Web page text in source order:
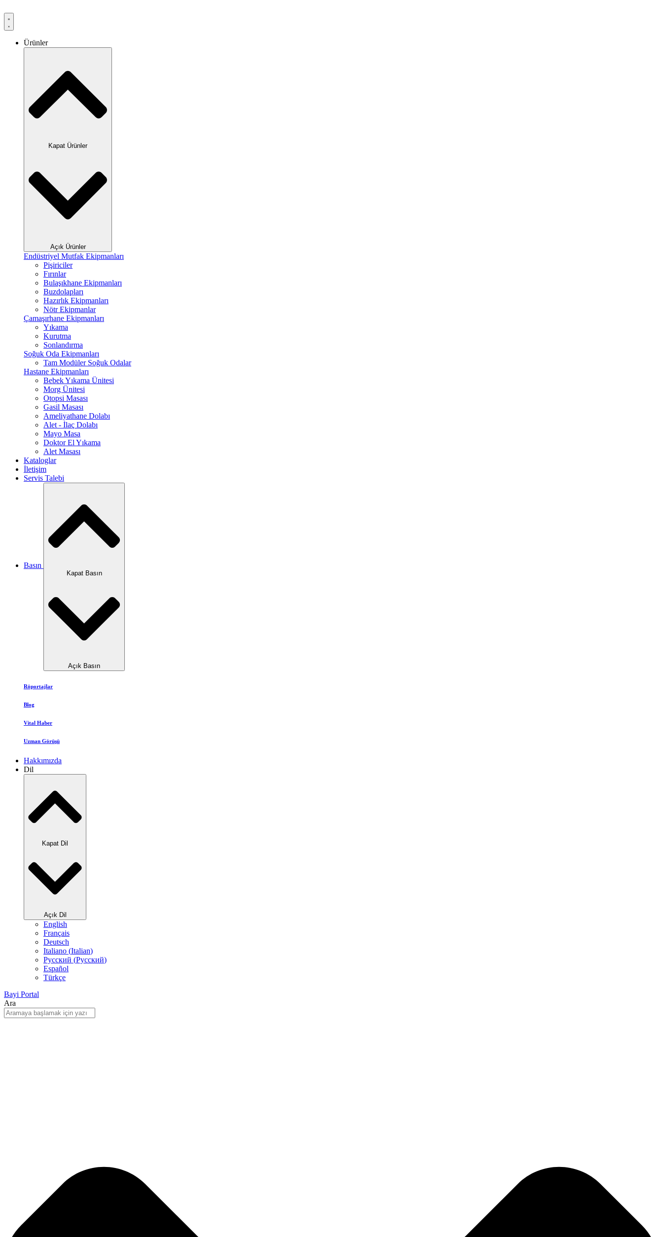
Ürünler
Kapat Ürünler
Açık Ürünler
Endüstriyel Mutfak Ekipmanları
Pişiriciler
Fırınlar
Bulaşıkhane Ekipmanları
Buzdolapları
Hazırlık Ekipmanları
Nötr Ekipmanlar
Çamaşırhane Ekipmanları
Yıkama
Kurutma
Sonlandırma
Soğuk Oda Ekipmanları
Tam Modüler Soğuk Odalar
Hastane Ekipmanları
Bebek Yıkama Ünitesi
Morg Ünitesi
Otopsi Masası
Gasil Masası
Ameliyathane Dolabı
Alet - İlaç Dolabı
Mayo Masa
Doktor El Yıkama
Alet Masası
Kataloglar
İletişim
Servis Talebi
Basın
Kapat Basın
Açık Basın
Röportajlar
Blog
Vital Haber
Uzman Görüşü
Hakkımızda
Dil
Kapat Dil
Açık Dil
English
Français
Deutsch
Italiano (Italian)
Русский (Pусский)
Español
Türkçe
Bayi Portal
Ara